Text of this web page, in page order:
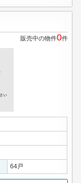
販売中の物件0件
64戸